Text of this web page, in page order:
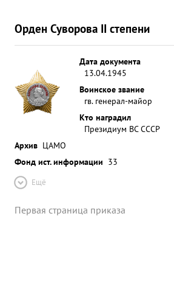
прорыв линии " МАРГАРИТА " в
расширяющие плацдарм для
Армии и дальнейшее успешное
поставленных боевых задач по
Венгерской столицы Гор.
при этом личное мужество и
против немецко-венгерских ...»
Орден Суворова II степени
Дата документа
13.04.1945
Воинское звание
гв. генерал-майор
Кто наградил
Президиум ВС СССР
Архив ЦАМО
Фонд ист. информации 33
Ещё
Первая страница приказа